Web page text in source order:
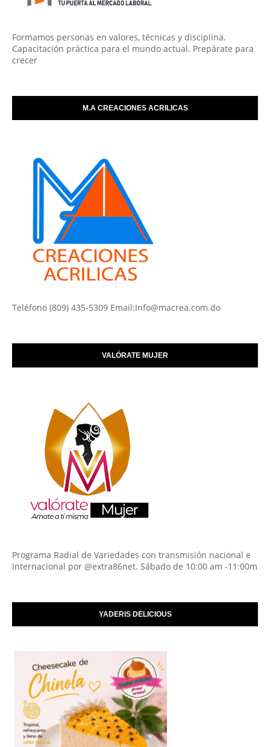
Formamos personas en valores, técnicas y disciplina.
Capacitación práctica para el mundo actual. Prepárate para
crecer
M.A CREACIONES ACRILICAS
Teléfono (809) 435-5309 Email:Info@macrea.com.do
VALÓRATE MUJER
Programa Radial de Variedades con transmisión nacional e
Internacional por @extra86net. Sábado de 10:00 am -11:00m
YADERIS DELICIOUS